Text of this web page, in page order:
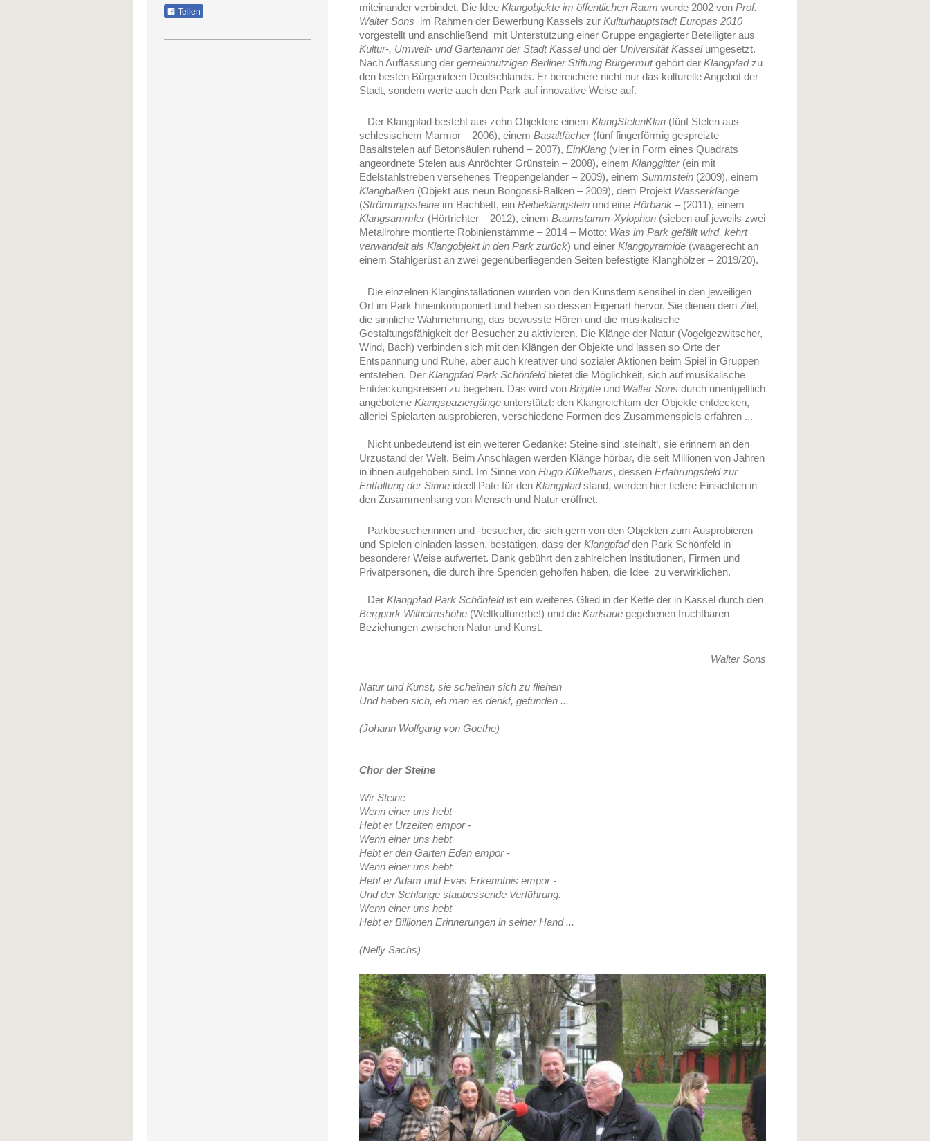
miteinander verbindet. Die IdeeKlangobjekte im öffentlichen Raum wurde 2002 vonProf.
Walter Sons im Rahmen der Bewerbung Kassels zurKulturhauptstadt Europas 2010
vorgestellt und anschließend mit Unterstützung einer Gruppe engagierter Beteiligter aus
Kultur-, Umwelt- und Gartenamt der Stadt Kasselundder Universität Kasselumgesetzt.
Nach Auffassung dergemeinnützigen Berliner Stiftung Bürgermutgehört derKlangpfadzu
den besten Bürgerideen Deutschlands. Er bereichere nicht nur das kulturelle Angebot der
Stadt, sondern werte auch den Park auf innovative Weise auf.
Der Klangpfad besteht aus zehn Objekten: einemKlangStelenKlan (fünf Stelen aus
schlesischem Marmor – 2006), einemBasaltfächer(fünf fingerförmig gespreizte
Basaltstelen auf Betonsäulen ruhend – 2007),EinKlang (vier in Form eines Quadrats
angeordnete Stelen aus Anröchter Grünstein – 2008), einemKlanggitter(ein mit
Edelstahlstreben versehenes Treppengeländer – 2009), einemSummstein (2009), einem
Klangbalken (Objekt aus neun Bongossi-Balken – 2009), dem Projekt Wasserklänge
(Strömungssteine im Bachbett, einReibeklangstein und eineHörbank – (2011), einem
Klangsammler(Hörtrichter – 2012), einemBaumstamm-Xylophon (sieben auf jeweils zwei
Metallrohre montierte Robinienstämme – 2014 – Motto: Was im Park gefällt wird, kehrt
verwandelt als Klangobjekt in den Park zurück) und einerKlangpyramide (waagerecht an
einem Stahlgerüst an zwei gegenüberliegenden Seiten befestigte Klanghölzer – 2019/20).
Die einzelnen Klanginstallationen wurden von den Künstlern sensibel in den jeweiligen
Ort im Park hineinkomponiert und heben so dessen Eigenart hervor. Sie dienen dem Ziel,
die sinnliche Wahrnehmung, das bewusste Hören und die musikalische
Gestaltungsfähigkeit der Besucher zu aktivieren. Die Klänge der Natur (Vogelgezwitscher,
Wind, Bach) verbinden sich mit den Klängen der Objekte und lassen so Orte der
Entspannung und Ruhe, aber auch kreativer und sozialer Aktionen beim Spiel in Gruppen
entstehen. DerKlangpfad Park Schönfeldbietet die Möglichkeit, sich auf musikalische
Entdeckungsreisen zu begeben. Das wird vonBrigitte und Walter Sons durch unentgeltlich
angeboteneKlangspaziergänge unterstützt: den Klangreichtum der Objekte entdecken,
allerlei Spielarten ausprobieren, verschiedene Formen des Zusammenspiels erfahren ...
Nicht unbedeutend ist ein weiterer Gedanke: Steine sind ‚steinalt‘, sie erinnern an den
Urzustand der Welt. Beim Anschlagen werden Klänge hörbar, die seit Millionen von Jahren
in ihnen aufgehoben sind. Im Sinne vonHugo Kükelhaus, dessenErfahrungsfeld zur
Entfaltung der Sinne ideell Pate für denKlangpfadstand, werden hier tiefere Einsichten in
den Zusammenhang von Mensch und Natur eröffnet.
Parkbesucherinnen und -besucher, die sich gern von den Objekten zum Ausprobieren
und Spielen einladen lassen, bestätigen, dass derKlangpfadden Park Schönfeld in
besonderer Weise aufwertet. Dank gebührt den zahlreichen Institutionen, Firmen und
Privatpersonen, die durch ihre Spenden geholfen haben, die Idee zu verwirklichen.
DerKlangpfad Park Schönfeldist ein weiteres Glied in der Kette der in Kassel durch den
Bergpark Wilhelmshöhe (Weltkulturerbe!) und dieKarlsaue gegebenen fruchtbaren
Beziehungen zwischen Natur und Kunst.
Walter Sons
Natur und Kunst, sie scheinen sich zu fliehen
Und haben sich, eh man es denkt, gefunden ...
(Johann Wolfgang von Goethe)
Chor der Steine
Wir Steine
Wenn einer uns hebt
Hebt er Urzeiten empor -
Wenn einer uns hebt
Hebt er den Garten Eden empor -
Wenn einer uns hebt
Hebt er Adam und Evas Erkenntnis empor -
Und der Schlange staubessende Verführung.
Wenn einer uns hebt
Hebt er Billionen Erinnerungen in seiner Hand ...
(Nelly Sachs)
Teilen